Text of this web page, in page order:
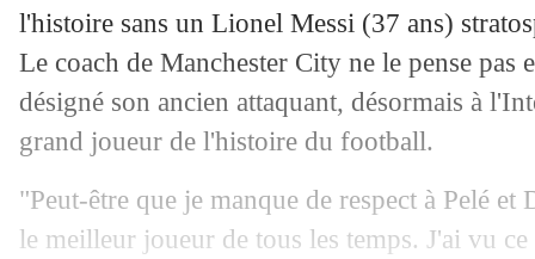
l'histoire sans un Lionel Messi (37 ans)
Le coach de Manchester City ne le pense pas
désigné son ancien attaquant, désormais à
grand joueur de l'histoire du football.
"Peut-être que je manque de respect à Pelé et
le meilleur joueur de tous les temps. J'ai vu
14/10 San Lorenzo: panenka ratée, le
14/10 Athletic : l'objectif ambitieux de
14/10 Angleterre: Roy Keane appuie pour
CAN 2025 : le Cameroun qualifié